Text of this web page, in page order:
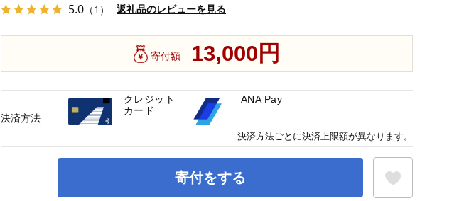
5.0 （1） 返礼品のレビューを見る
寄付額 13,000円
寄付をする
決済方法
クレジット
カード
ANA Pay
決済方法ごとに決済上限額が異なります。